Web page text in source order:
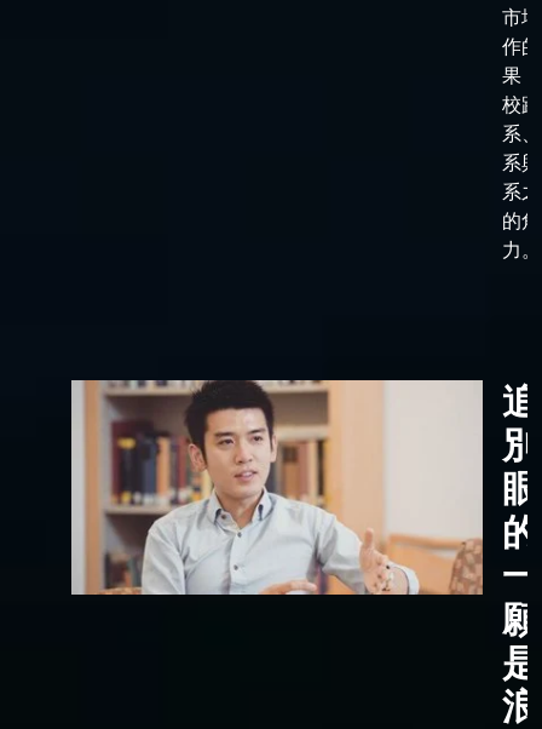
市
作
果
校跟
系
系
系
的角
力